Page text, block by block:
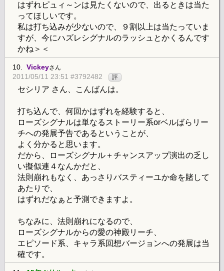
はずれピュィ～ンは見たくないので、出るときは当た
ってほしいです。
私は打ち込みが少ないので、９割以上は当たっていま
すが、今にハズレシグナルのラッシュとかくるんです
かね＞＜
10. Vickeyさん
2011/05/11 23:51 #3792482 評
セシリア さん、こんばんは。
打ち込んで、何回かはずれを経験すると、
ローズシグナルは単なるストーリー系orベルばらリー
チへの発展予告であるということが、
よく分かると思います。
だから、ローズシグナル＋チャンスアップ演出の乏し
い擬似連４なんかだと、
法則崩れもなく、あっさりバスティーユか命を賭して
あたりで、
はずれだなぁと予測できますよ。
ちなみに、法則崩れになるので、
ローズシグナルからの愛の神殿リーチ、
エピソード系、キャラ系回想バージョンへの発展は当
確です。